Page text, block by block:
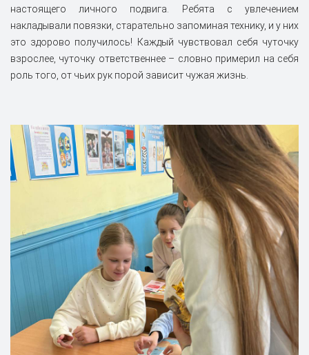
настоящего личного подвига. Ребята с увлечением
накладывали повязки, старательно запоминая технику, и у них
это здорово получилось! Каждый чувствовал себя чуточку
взрослее, чуточку ответственнее – словно примерил на себя
роль того, от чьих рук порой зависит чужая жизнь.